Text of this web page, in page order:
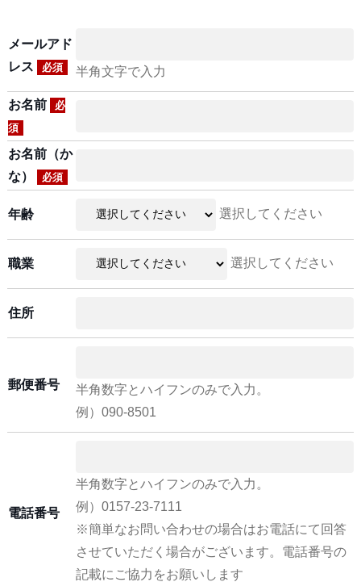
メールアド
レス
必須 半角文字で入力
お名前
必
須
お名前（か
な）
必須
年齢 選択してください
職業 選択してください
住所
郵便番号
半角数字とハイフンのみで入力。
例）090-8501
電話番号
半角数字とハイフンのみで入力。
例）0157-23-7111
※簡単なお問い合わせの場合はお電話にて回答
させていただく場合がございます。電話番号の
記載にご協力をお願いします